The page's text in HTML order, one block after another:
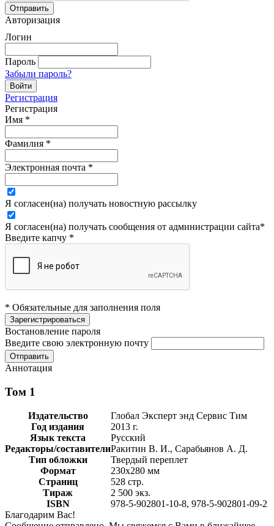
Авторизация
Логин
Пароль
Забыли пароль?
Регистрация
Регистрация
Имя *
Фамилия *
Электронная почта *
Я согласен(на) получать новостную рассылку
Я согласен(на) получать сообщения от администрации сайта*
Введите капчу *
* Обязательные для заполнения поля
Востановление пароля
Введите свою электронную почту
Аннотация
Том 1
Издательство
Глобал Эксперт энд Сервис Тим
Год издания
2013 г.
Язык текста
Русский
Редакторы/составителиРакитин В. И., Сарабьянов А. Д.
Тип обложки
Твердый переплет
Формат
230х280 мм
Страниц
528 стр.
Тираж
2 500 экз.
ISBN
978-5-902801-10-8, 978-5-902801-09-2
Благодарим Вас!